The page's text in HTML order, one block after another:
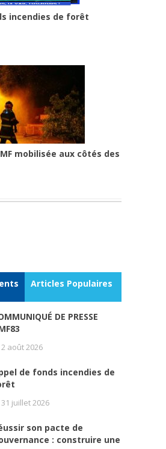
incendies de forêt
mobilisée aux côtés des
Articles Populaires
DE PRESSE
2 août 2026
de fonds incendies de
31 juillet 2026
son pacte de
: construire une